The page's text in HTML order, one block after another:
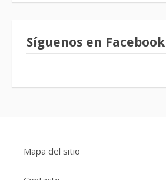
Síguenos en Facebook
Mapa del sitio